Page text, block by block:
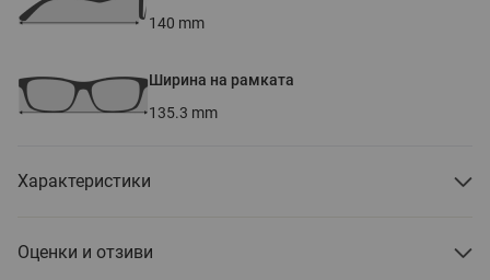
140 mm
Ширина на рамката
135.3 mm
Характеристики
Оценки и отзиви